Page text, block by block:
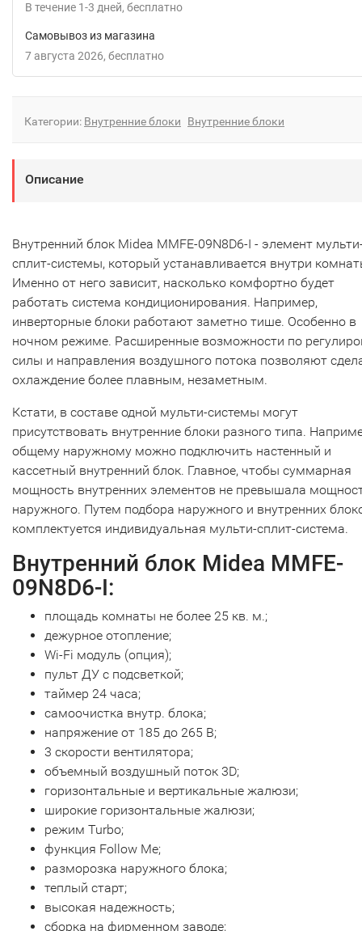
В течение 1-3 дней Бесплатно
Самовывоз из магазина
7 августа 2026
Бесплатно
Категории: Внутренние блоки Внутренние блоки
Описание
Внутренний блок Midea MMFE-09N8D6-I - элемент
сплит-системы, который устанавливается внутри
Именно от него зависит, насколько комфортно будет
работать система кондиционирования. Например,
инверторные блоки работают заметно тише. Особенно в
ночном режиме. Расширенные возможности по
силы и направления воздушного потока позволяют
охлаждение более плавным, незаметным.
Кстати, в составе одной мульти-системы могут
присутствовать внутренние блоки разного типа.
общему наружному можно подключить настенный и
кассетный внутренний блок. Главное, чтобы суммарная
мощность внутренних элементов не превышала
наружного. Путем подбора наружного и внутренних
комплектуется индивидуальная мульти-сплит-система.
Внутренний блок Midea MMFE-
09N8D6-I:
площадь комнаты не более 25 кв. м.;
дежурное отопление;
Wi-Fi модуль (опция);
пульт ДУ с подсветкой;
таймер 24 часа;
самоочистка внутр. блока;
напряжение от 185 до 265 В;
3 скорости вентилятора;
объемный воздушный поток 3D;
горизонтальные и вертикальные жалюзи;
широкие горизонтальные жалюзи;
режим Turbo;
функция Follow Me;
разморозка наружного блока;
теплый старт;
высокая надежность;
сборка на фирменном заводе;